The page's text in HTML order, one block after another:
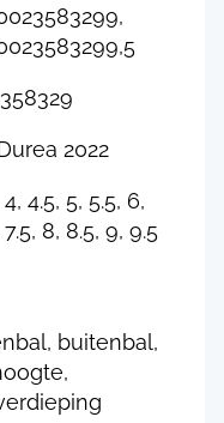
2022
4, 4.5, 5, 5.5, 6,
7.5, 8, 8.5, 9, 9.5
buitenbal,